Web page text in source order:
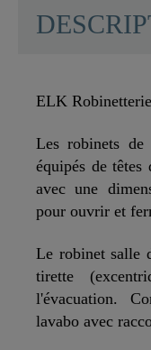
ELK
Les robinets
équipés de têtes
avec une
pour ouvrir et
Le robinet salle
tirette
l'évacuation.
lavabo avec